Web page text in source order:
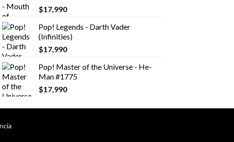
$17,990
Pop! Legends - Darth Vader
(Infinities)
$17,990
Pop! Master of the Universe - He-
Man #1775
$17,990